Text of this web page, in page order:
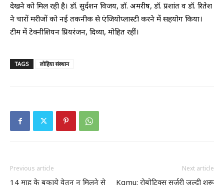
देखने को मिल रही है। डॉ. सुर्दशन विजय, डॉ. अमरीष, डॉ. प्रशांत व डॉ. रितेश
ने चारों मरीजों को नई तकनीक से एंजियोप्लास्टी करने में सहयोग किया।
टीम में टेक्नीशियन प्रियरंजन, दिव्या, मोहित रहीं।
TAGS लोहिया संस्थान
Previous article
14 माह के बकाये वेतन न मिलने से
Next article
Kgmu: रोबोटिक्स सर्जरी जल्दी शुरू